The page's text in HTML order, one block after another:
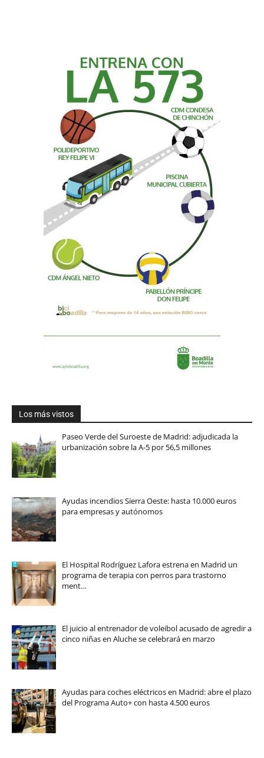
Los más vistos
Paseo Verde del Suroeste de Madrid: adjudicada la
urbanización sobre la A-5 por 56,5 millones
Ayudas incendios Sierra Oeste: hasta 10.000 euros
para empresas y autónomos
El Hospital Rodríguez Lafora estrena en Madrid un
programa de terapia con perros para trastorno
ment…
El juicio al entrenador de voleibol acusado de agredir a
cinco niñas en Aluche se celebrará en marzo
Ayudas para coches eléctricos en Madrid: abre el plazo
del Programa Auto+ con hasta 4.500 euros